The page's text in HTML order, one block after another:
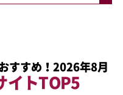
すすめ！2026年8月
イトTOP5